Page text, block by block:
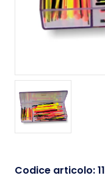
Codice articolo:11